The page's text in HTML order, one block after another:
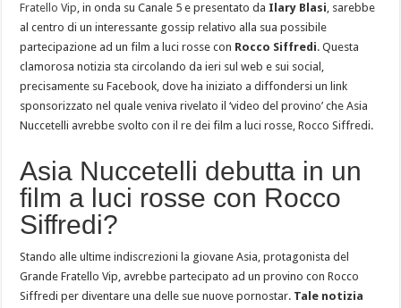
Fratello Vip, in onda su Canale 5 e presentato da Ilary Blasi, sarebbe
al centro di un interessante gossip relativo alla sua possibile
partecipazione ad un film a luci rosse con Rocco Siffredi. Questa
clamorosa notizia sta circolando da ieri sul web e sui social,
precisamente su Facebook, dove ha iniziato a diffondersi un link
sponsorizzato nel quale veniva rivelato il ‘video del provino’ che Asia
Nuccetelli avrebbe svolto con il re dei film a luci rosse, Rocco Siffredi.
Asia Nuccetelli debutta in un
film a luci rosse con Rocco
Siffredi?
Stando alle ultime indiscrezioni la giovane Asia, protagonista del
Grande Fratello Vip, avrebbe partecipato ad un provino con Rocco
Siffredi per diventare una delle sue nuove pornostar. Tale notizia